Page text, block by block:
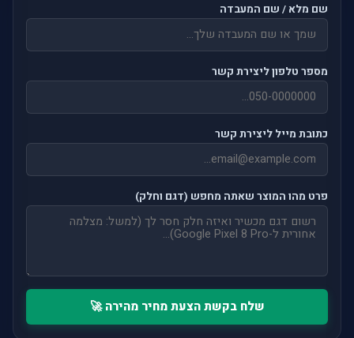
שם מלא / שם המעבדה
מספר טלפון ליצירת קשר
כתובת מייל ליצירת קשר
פרט מהו המוצר שאתה מחפש (דגם וחלק)
שלח בקשת הצעת מחיר מהירה 🚀